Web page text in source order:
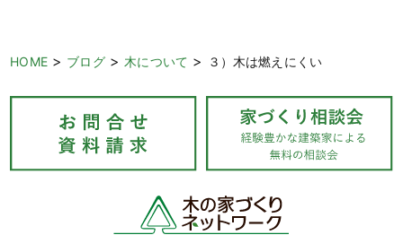
HOME> ブログ>木について > ３）木は燃えにくい